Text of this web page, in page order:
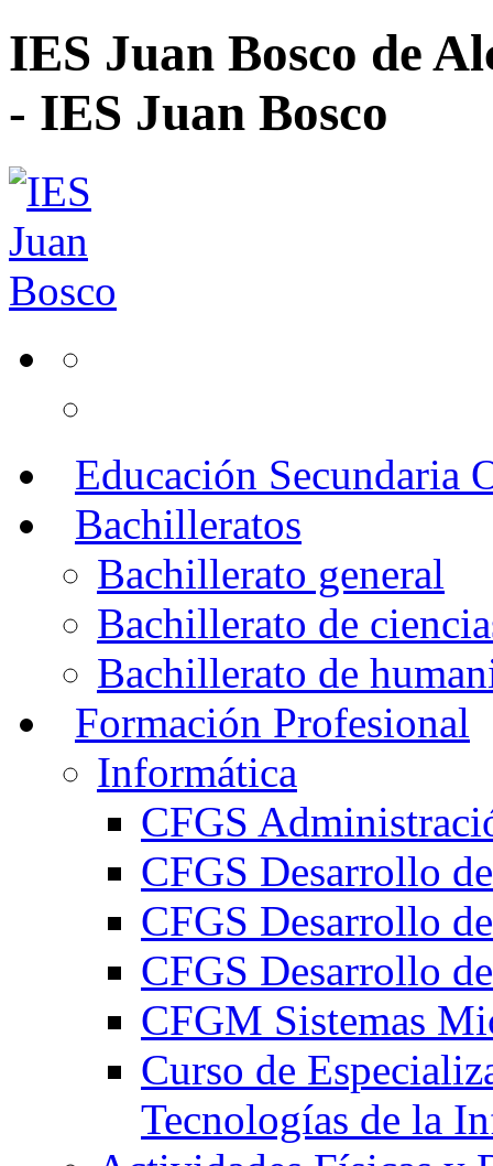
IES Juan Bosco de
- IES Juan Bosco
Educación Secundaria
Bachilleratos
Bachillerato general
Bachillerato de
Bachillerato de
Formación Profesional
Informática
CFGS
CFGS Desarrollo
CFGS Desarrollo
CFGS Desarrollo
CFGM Sistemas
Curso de
Tecnologías de la